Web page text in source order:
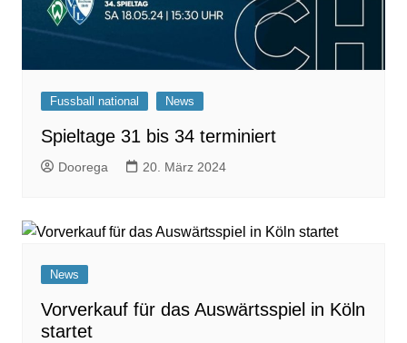
Fussball national News
Spieltage 31 bis 34 terminiert
Doorega 20. März 2024
News
Vorverkauf für das Auswärtsspiel in Köln
startet